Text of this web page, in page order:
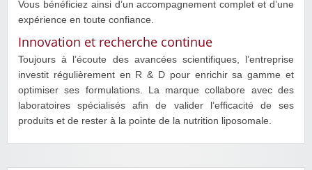
Vous bénéficiez ainsi d’un accompagnement complet et d’une
expérience en toute confiance.
Innovation et recherche continue
Toujours à l’écoute des avancées scientifiques, l’entreprise
investit régulièrement en R & D pour enrichir sa gamme et
optimiser ses formulations. La marque collabore avec des
laboratoires spécialisés afin de valider l’efficacité de ses
produits et de rester à la pointe de la nutrition liposomale.